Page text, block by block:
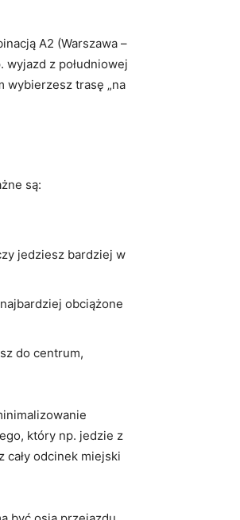
A2 (Warszawa –
wyjazd z południowej
wybierzesz trasę „na
są:
jedziesz bardziej w
obciążone
do centrum,
który np. jedzie z
odcinek miejski